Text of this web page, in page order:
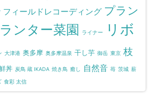
フィールドレコーディング プラン
ンター菜園 ライナー
リボ
大津港 奥多摩 奥多摩温泉 干し芋 御岳 東京 枝
丼 炭鳥 蔵 IKADA 焼き鳥 癒し 自然音 苺 茨城 薪
食彩 太信